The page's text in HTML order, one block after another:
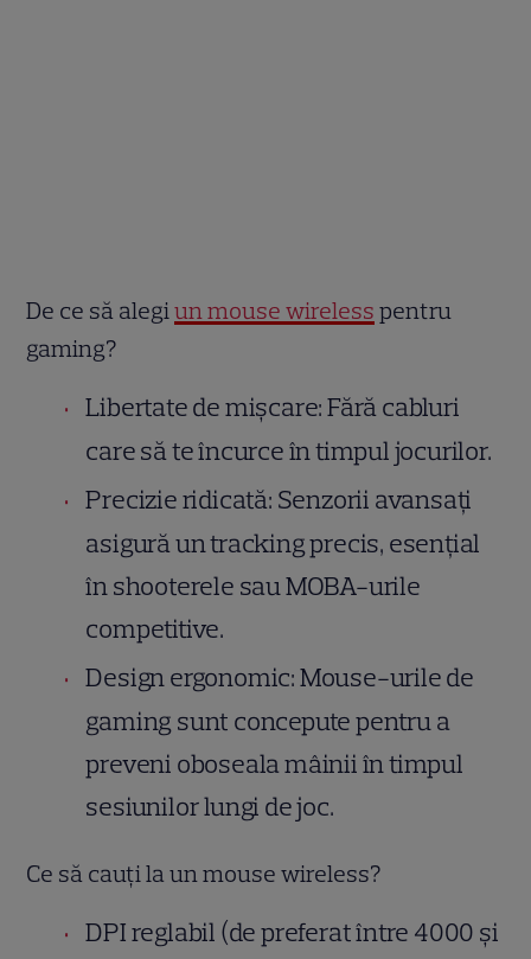
De ce să alegiun mouse wireless pentru
gaming?
Libertate de mișcare: Fără cabluri
care să te încurce în timpul jocurilor.
Precizie ridicată: Senzorii avansați
asigură un tracking precis, esențial
în shooterele sau MOBA-urile
competitive.
Design ergonomic: Mouse-urile de
gaming sunt concepute pentru a
preveni oboseala mâinii în timpul
sesiunilor lungi de joc.
Ce să cauți la un mouse wireless?
DPI reglabil (de preferat între 4000 și